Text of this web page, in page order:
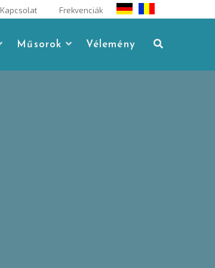
Kapcsolat Frekvenciák
Műsorok Vélemény